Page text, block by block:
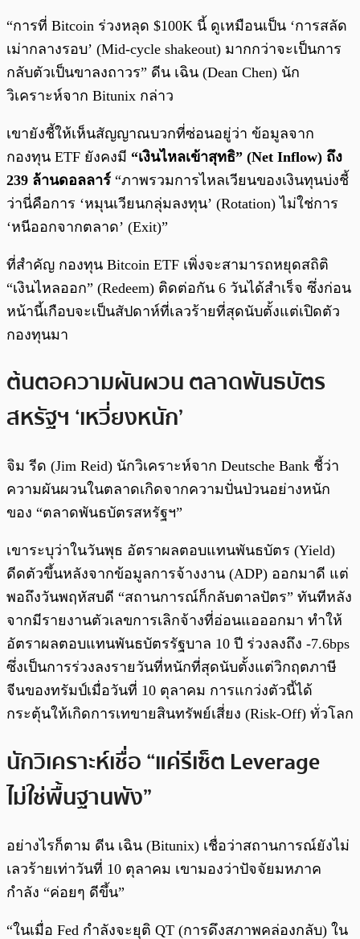
“การที่ Bitcoin ร่วงหลุด $100K นี้ ดูเหมือนเป็น ‘การสลัด
เม่ากลางรอบ’ (Mid-cycle shakeout) มากกว่าจะเป็นการ
กลับตัวเป็นขาลงถาวร” ดีน เฉิน (Dean Chen) นัก
วิเคราะห์จาก Bitunix กล่าว
เขายังชี้ให้เห็นสัญญาณบวกที่ซ่อนอยู่ว่า ข้อมูลจาก
กองทุน ETF ยังคงมี “เงินไหลเข้าสุทธิ” (Net Inflow) ถึง
239 ล้านดอลลาร์ “ภาพรวมการไหลเวียนของเงินทุนบ่งชี้
ว่านี่คือการ ‘หมุนเวียนกลุ่มลงทุน’ (Rotation) ไม่ใช่การ
‘หนีออกจากตลาด’ (Exit)”
ที่สำคัญ กองทุน Bitcoin ETF เพิ่งจะสามารถหยุดสถิติ
“เงินไหลออก” (Redeem) ติดต่อกัน 6 วันได้สำเร็จ ซึ่งก่อน
หน้านี้เกือบจะเป็นสัปดาห์ที่เลวร้ายที่สุดนับตั้งแต่เปิดตัว
กองทุนมา
ต้นตอความผันผวน ตลาดพันธบัตร
สหรัฐฯ ‘เหวี่ยงหนัก’
จิม รีด (Jim Reid) นักวิเคราะห์จาก Deutsche Bank ชี้ว่า
ความผันผวนในตลาดเกิดจากความปั่นป่วนอย่างหนัก
ของ “ตลาดพันธบัตรสหรัฐฯ”
เขาระบุว่าในวันพุธ อัตราผลตอบแทนพันธบัตร (Yield)
ดีดตัวขึ้นหลังจากข้อมูลการจ้างงาน (ADP) ออกมาดี แต่
พอถึงวันพฤหัสบดี “สถานการณ์ก็กลับตาลปัตร” ทันทีหลัง
จากมีรายงานตัวเลขการเลิกจ้างที่อ่อนแอออกมา ทำให้
อัตราผลตอบแทนพันธบัตรรัฐบาล 10 ปี ร่วงลงถึง -7.6bps
ซึ่งเป็นการร่วงลงรายวันที่หนักที่สุดนับตั้งแต่วิกฤตภาษี
จีนของทรัมป์เมื่อวันที่ 10 ตุลาคม การแกว่งตัวนี้ได้
กระตุ้นให้เกิดการเทขายสินทรัพย์เสี่ยง (Risk-Off) ทั่วโลก
นักวิเคราะห์เชื่อ “แค่รีเซ็ต Leverage
ไม่ใช่พื้นฐานพัง”
อย่างไรก็ตาม ดีน เฉิน (Bitunix) เชื่อว่าสถานการณ์ยังไม่
เลวร้ายเท่าวันที่ 10 ตุลาคม เขามองว่าปัจจัยมหภาค
กำลัง “ค่อยๆ ดีขึ้น”
“ในเมื่อ Fed กำลังจะยุติ QT (การดึงสภาพคล่องกลับ) ใน